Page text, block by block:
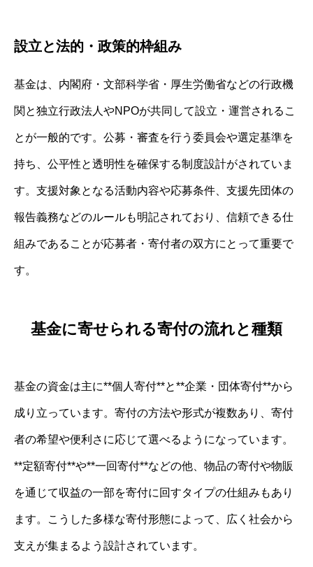
設立と法的・政策的枠組み
基金は、内閣府・文部科学省・厚生労働省などの行政機
関と独立行政法人やNPOが共同して設立・運営されるこ
とが一般的です。公募・審査を行う委員会や選定基準を
持ち、公平性と透明性を確保する制度設計がされていま
す。支援対象となる活動内容や応募条件、支援先団体の
報告義務などのルールも明記されており、信頼できる仕
組みであることが応募者・寄付者の双方にとって重要で
す。
基金に寄せられる寄付の流れと種類
基金の資金は主に**個人寄付**と**企業・団体寄付**から
成り立っています。寄付の方法や形式が複数あり、寄付
者の希望や便利さに応じて選べるようになっています。
**定額寄付**や**一回寄付**などの他、物品の寄付や物販
を通じて収益の一部を寄付に回すタイプの仕組みもあり
ます。こうした多様な寄付形態によって、広く社会から
支えが集まるよう設計されています。